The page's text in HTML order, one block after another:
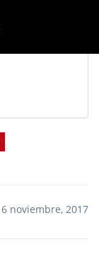
6 noviembre, 2017